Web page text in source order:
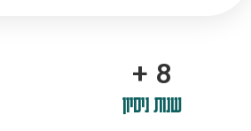
10
+
שנות ניסיון